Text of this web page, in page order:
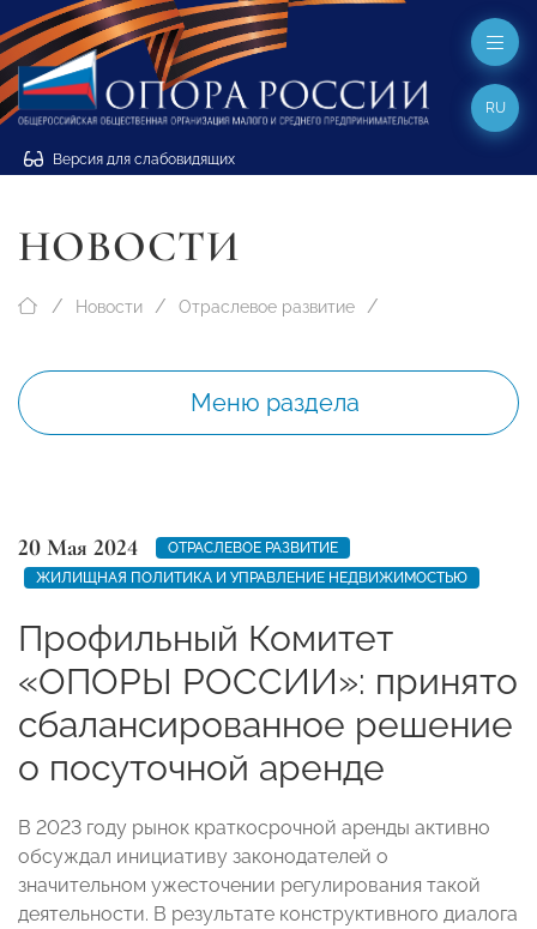
Версия для слабовидящих
RU
НОВОСТИ
Новости Отраслевое развитие
Меню раздела
20 Мая 2024
ОТРАСЛЕВОЕ РАЗВИТИЕ
ЖИЛИЩНАЯ ПОЛИТИКА И УПРАВЛЕНИЕ НЕДВИЖИМОСТЬЮ
Профильный Комитет
«ОПОРЫ РОССИИ»: принято
сбалансированное решение
о посуточной аренде
В 2023 году рынок краткосрочной аренды активно
обсуждал инициативу законодателей о
значительном ужесточении регулирования такой
деятельности. В результате конструктивного диалога